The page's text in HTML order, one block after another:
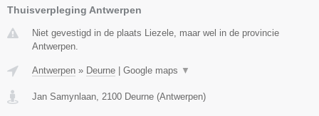
Thuisverpleging Antwerpen
Niet gevestigd in de plaats Liezele, maar wel in de provincie
Antwerpen.
Antwerpen » Deurne Google maps ▼
Jan Samynlaan 2100 Deurne (Antwerpen)